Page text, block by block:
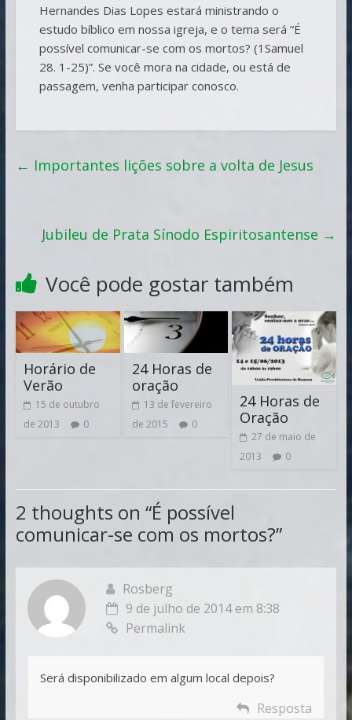
Hernandes Dias Lopes estará ministrando o
estudo bíblico em nossa igreja, e o tema será “É
possível comunicar-se com os mortos? (1Samuel
28. 1-25)”. Se você mora na cidade, ou está de
passagem, venha participar conosco.
← Importantes lições sobre a volta de Jesus
Jubileu de Prata Sínodo Espiritosantense →
Você pode gostar também
Horário de
Verão
15 de outubro
de 2013
0
24 Horas de
oração
13 de fevereiro
de 2015
0
24 Horas de
Oração
27 de maio de
2013
0
2 thoughts on “É possível
comunicar-se com os mortos?”
Rosberg
9 de julho de 2014 em 8:38
Permalink
Será disponibilizado em algum local depois?
Resposta